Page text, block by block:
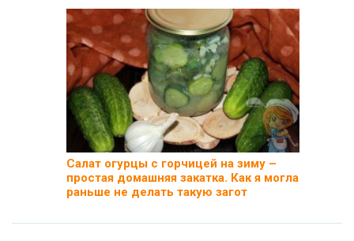
Салат огурцы с горчицей на зиму –
простая домашняя закатка. Как я могла
раньше не делать такую загот